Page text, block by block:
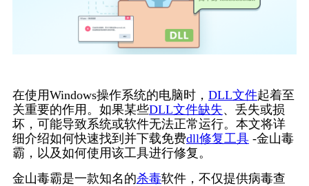
在使用Windows操作系统的电脑时， DLL文件起着至
关重要的作用。如果某些DLL文件缺失、丢失或损
坏，可能导致系统或软件无法正常运行。本文将详
细介绍如何快速找到并下载免费dll修复工具 -金山毒
霸，以及如何使用该工具进行修复。
金山毒霸是一款知名的杀毒软件，不仅提供病毒查